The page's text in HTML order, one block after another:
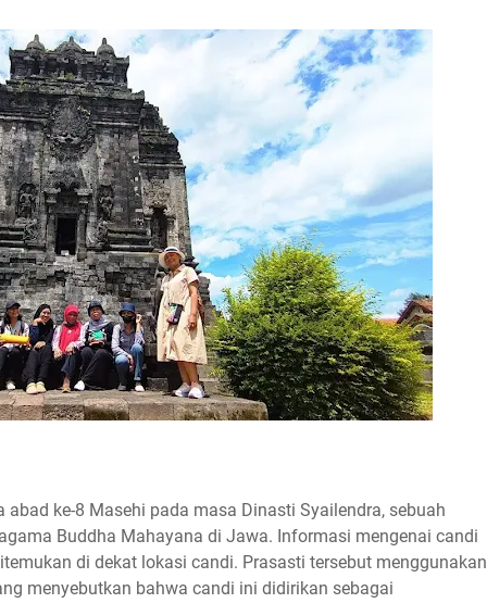
ke-8 Masehi pada masa Dinasti Syailendra, sebuah
Buddha Mahayana di Jawa. Informasi mengenai candi
di dekat lokasi candi. Prasasti tersebut menggunakan
menyebutkan bahwa candi ini didirikan sebagai